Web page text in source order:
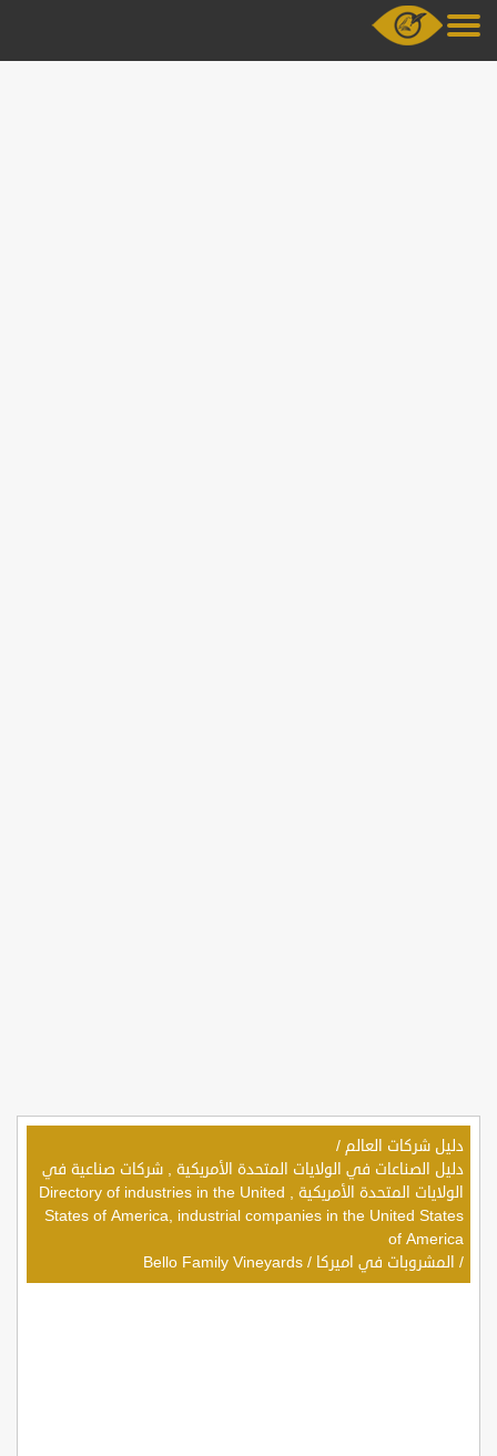
دليل شركات العالم /
دليل الصناعات في الولايات المتحدة الأمريكية , شركات صناعية في
الولايات المتحدة الأمريكية , Directory of industries in the United
States of America, industrial companies in the United States
of America
/ المشروبات في اميركا /
Bello Family Vineyards